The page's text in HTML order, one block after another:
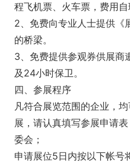
程飞机票、火车票，费用自
2、免费向专业人士提供《
的桥梁。
3、免费提供参观券供展商
及24小时保卫。
四、参展程序
凡符合展览范围的企业，
展，请认真填写参展申请
委会；
申请展位5日内按以下帐号